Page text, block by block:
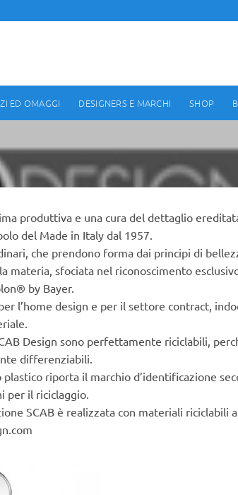
ED OMAGGI DESIGNERS E MARCHI SHOP
produttiva e una cura del dettaglio
del Made in Italy dal 1957.
che prendono forma dai principi di
materia, sfociata nel riconoscimento
by Bayer.
l’home design e per il settore contract,
Design sono perfettamente riciclabili,
differenziabili.
riporta il marchio d’identificazione
per il riciclaggio.
SCAB è realizzata con materiali riciclabili